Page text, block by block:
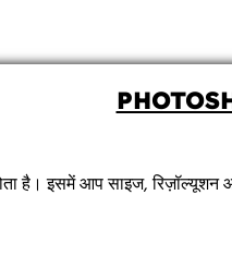
है। इसमें आप साइज,